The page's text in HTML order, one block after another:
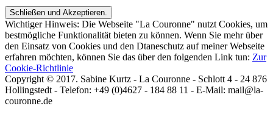
Wichtiger Hinweis: Die Webseite "La Couronne" nutzt Cookies, um
bestmögliche Funktionalität bieten zu können. Wenn Sie mehr über
den Einsatz von Cookies und den Dtaneschutz auf meiner Webseite
erfahren möchten, können Sie das über den folgenden Link tun: Zur
Cookie-Richtlinie
Copyright © 2017. Sabine Kurtz - La Couronne - Schlott 4 - 24 876
Hollingstedt - Telefon: +49 (0)4627 - 184 88 11 - E-Mail: mail@la-
couronne.de